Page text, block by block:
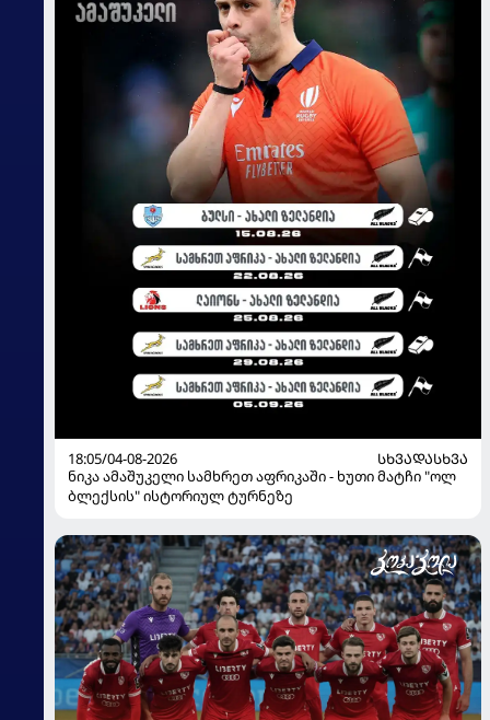
18:05/04-08-2026
ᲡᲮᲕᲐᲓᲐᲡᲮᲕᲐ
ნიკა ამაშუკელი სამხრეთ აფრიკაში - ხუთი მატჩი "ოლ
ბლექსის" ისტორიულ ტურნეზე